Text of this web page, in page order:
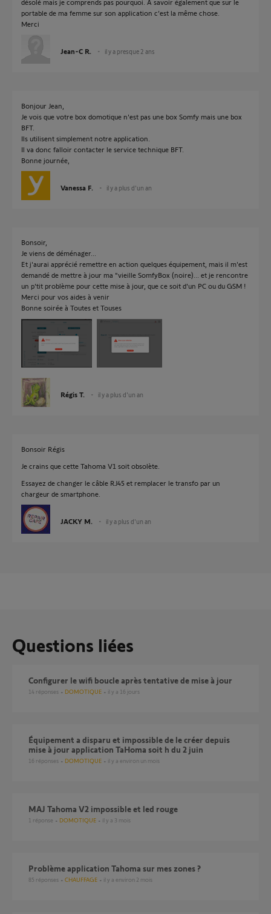
désolé mais je comprends pas pourquoi. À savoir également que sur le
portable de ma femme sur son application c’est la même chose.
Merci
Jean-C R. il y a presque 2 ans
Bonjour Jean,
Je vois que votre box domotique n'est pas une box Somfy mais une box
BFT.
Ils utilisent simplement notre application.
Il va donc falloir contacter le service technique BFT.
Bonne journée,
Vanessa F. il y a plus d'un an
Bonsoir,
Je viens de déménager...
Et j'aurai apprécié remettre en action quelques équipement, mais il m'est
demandé de mettre à jour ma "vieille SomfyBox (noire)... et je rencontre
un p'tit problème pour cette mise à jour, que ce soit d'un PC ou du GSM !
Merci pour vos aides à venir
Bonne soirée à Toutes et Touses
Régis T. il y a plus d'un an
Bonsoir Régis
Je crains que cette Tahoma V1 soit obsolète.
Essayez de changer le câble RJ45 et remplacer le transfo par un
chargeur de smartphone.
JACKY M. il y a plus d'un an
Questions liées
Configurer le wifi boucle après tentative de mise à jour
14 réponses DOMOTIQUE il y a 16 jours
Équipement a disparu et impossible de le créer depuis
mise à jour application TaHoma soit h du 2 juin
16 réponses DOMOTIQUE il y a environ un mois
MAJ Tahoma V2 impossible et led rouge
1 réponse DOMOTIQUE il y a 3 mois
Problème application Tahoma sur mes zones ?
85 réponses CHAUFFAGE il y a environ 2 mois